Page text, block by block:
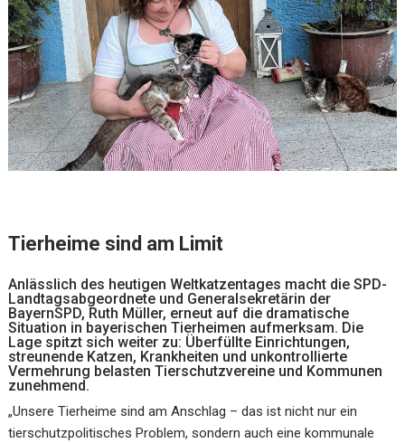
Tierheime sind am Limit
Anlässlich des heutigen Weltkatzentages macht die SPD-
Landtagsabgeordnete und Generalsekretärin der
BayernSPD, Ruth Müller, erneut auf die dramatische
Situation in bayerischen Tierheimen aufmerksam. Die
Lage spitzt sich weiter zu: Überfüllte Einrichtungen,
streunende Katzen, Krankheiten und unkontrollierte
Vermehrung belasten Tierschutzvereine und Kommunen
zunehmend.
„Unsere Tierheime sind am Anschlag – das ist nicht nur ein
tierschutzpolitisches Problem, sondern auch eine kommunale